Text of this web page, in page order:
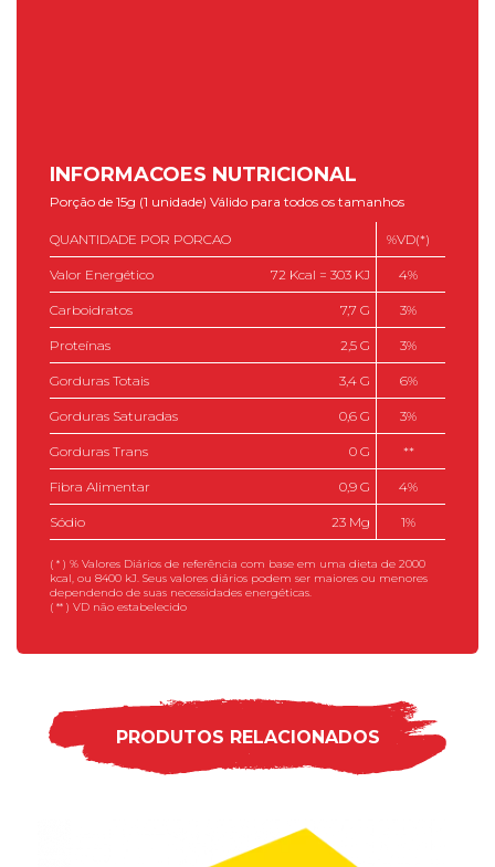
INFORMACOES NUTRICIONAL
Porção de 15g (1 unidade) Válido para todos os tamanhos
QUANTIDADE POR PORCAO %VD(*)
Valor Energético 72 Kcal = 303 KJ 4%
Carboidratos 7,7 G 3%
Proteínas 2,5 G 3%
Gorduras Totais 3,4 G 6%
Gorduras Saturadas 0,6 G 3%
Gorduras Trans 0 G **
Fibra Alimentar 0,9 G 4%
Sódio 23 Mg 1%
( * ) % Valores Diários de referência com base em uma dieta de 2000
kcal, ou 8400 kJ. Seus valores diários podem ser maiores ou menores
dependendo de suas necessidades energéticas.
( ** ) VD não estabelecido
PRODUTOS RELACIONADOS